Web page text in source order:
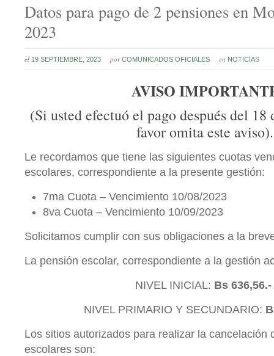
Datos para pago de 2 pensiones en
2023
el 19 SEPTIEMBRE, 2023 por COMUNICADOS OFICIALES en NOTICIAS
AVISO
(Si usted efectuó el pago después del 18
favor omita este aviso).
Le recordamos que tiene las siguientes cuotas
escolares, correspondiente a la presente gestión:
7ma Cuota – Vencimiento 10/08/2023
8va Cuota – Vencimiento 10/09/2023
Solicitamos cumplir con sus obligaciones a la
La pensión escolar, correspondiente a la gestión
NIVEL INICIAL: Bs 636,56.-
NIVEL PRIMARIO Y SECUNDARIO:
Los sitios autorizados para realizar la cancelación
escolares son: